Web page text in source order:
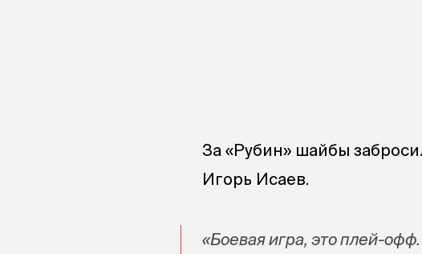
За «Рубин» шайбы
Игорь Исаев.
«Боевая игра, это плей-